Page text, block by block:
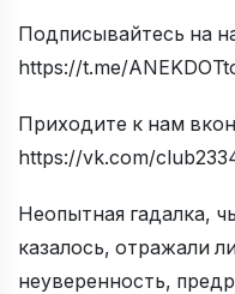
Подписывайтесь на
https://t.me/
Приходите к нам
https://vk.com/
Неопытная гадалка,
казалось, отражали
неуверенность,